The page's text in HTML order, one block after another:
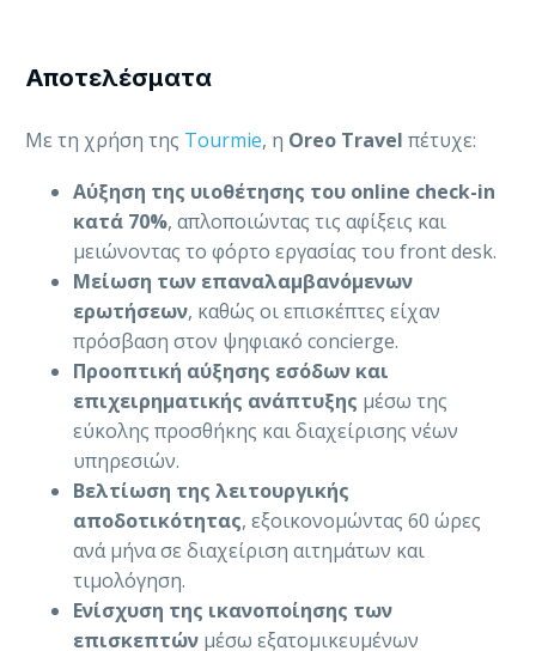
Αποτελέσματα
Με τη χρήση της Tourmie, η Oreo Travel πέτυχε:
Αύξηση της υιοθέτησης του online check-in
κατά 70%, απλοποιώντας τις αφίξεις και
μειώνοντας το φόρτο εργασίας του front desk.
Μείωση των επαναλαμβανόμενων
ερωτήσεων, καθώς οι επισκέπτες είχαν
πρόσβαση στον ψηφιακό concierge.
Προοπτική αύξησης εσόδων και
επιχειρηματικής ανάπτυξης μέσω της
εύκολης προσθήκης και διαχείρισης νέων
υπηρεσιών.
Βελτίωση της λειτουργικής
αποδοτικότητας, εξοικονομώντας 60 ώρες
ανά μήνα σε διαχείριση αιτημάτων και
τιμολόγηση.
Ενίσχυση της ικανοποίησης των
επισκεπτών μέσω εξατομικευμένων